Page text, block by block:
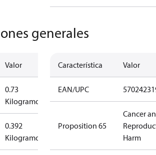
generales
Valor
0.73
Kilogramo
0.392
Kilogramo
Característica Valor
EAN/UPC
Proposition 65
Cancer
Harm